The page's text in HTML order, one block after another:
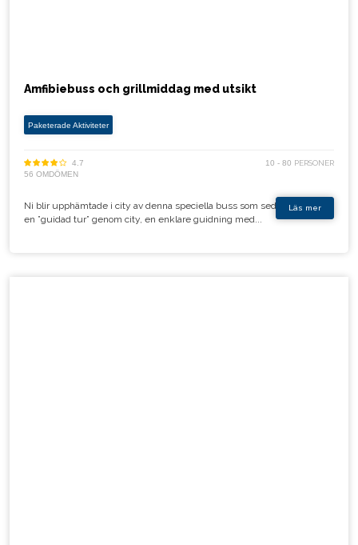
Amfibiebuss och grillmiddag med utsikt
Paketerade Aktiviteter
4.7 10 - 80 PERSONER
56 OMDÖMEN
Ni blir upphämtade i city av denna speciella buss som sedan tar er på
en ”guidad tur” genom city, en enklare guidning med...
Läs mer